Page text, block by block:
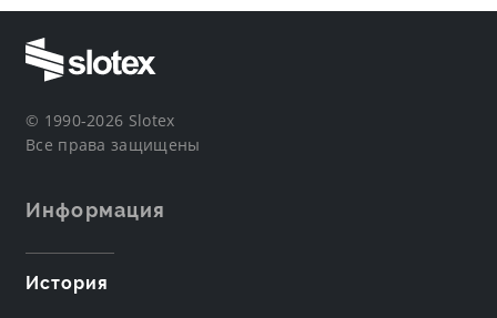
© 1990-2026 Slotex
Все права защищены
Информация
История